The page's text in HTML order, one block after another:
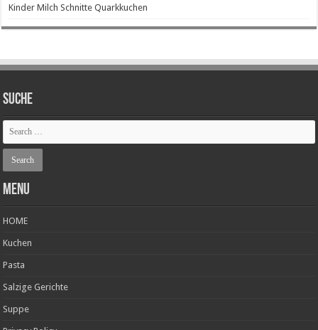
Kinder Milch Schnitte Quarkkuchen
SUCHE
Menu
HOME
Kuchen
Pasta
Salzige Gerichte
Suppe